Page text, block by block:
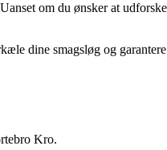
om du ønsker at
dine smagsløg og
Kro.